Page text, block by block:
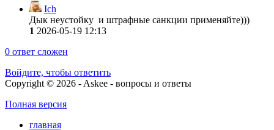
Ich
Дык неустойку и штрафные санкции применяйте)))
1 2026-05-19 12:13
0 ответ сложен
Войдите, чтобы ответить
Copyright © 2026 - Askee - вопросы и ответы
Полная версия
главная